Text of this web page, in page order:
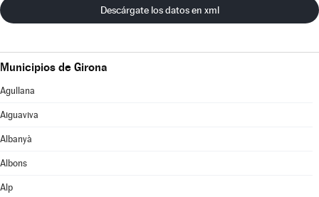
Descárgate los datos en xml
Municipios de Girona
Agullana
Aiguaviva
Albanyà
Albons
Alp